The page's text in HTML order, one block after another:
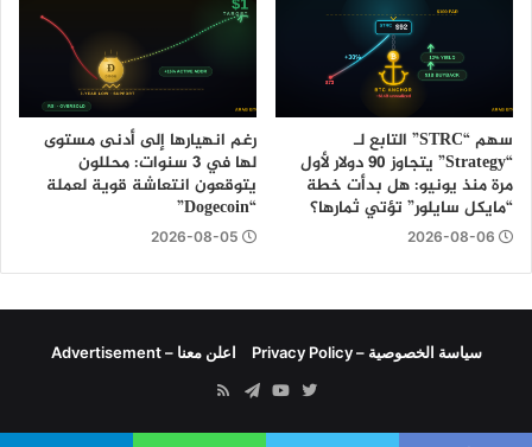
سهم “STRC” التابع لـ
“Strategy” يتجاوز 90 دولار لأول
مرة منذ يونيو: هل بدأت خطة
“مايكل سايلور” تؤتي ثمارها؟
2026-08-06
رغم انهيارها إلى أدنى مستوى
لها في 3 سنوات: محللون
يتوقعون انتعاشة قوية لعملة
“Dogecoin”
2026-08-05
سياسة الخصوصية – Privacy Policy اعلن معنا – Advertisement